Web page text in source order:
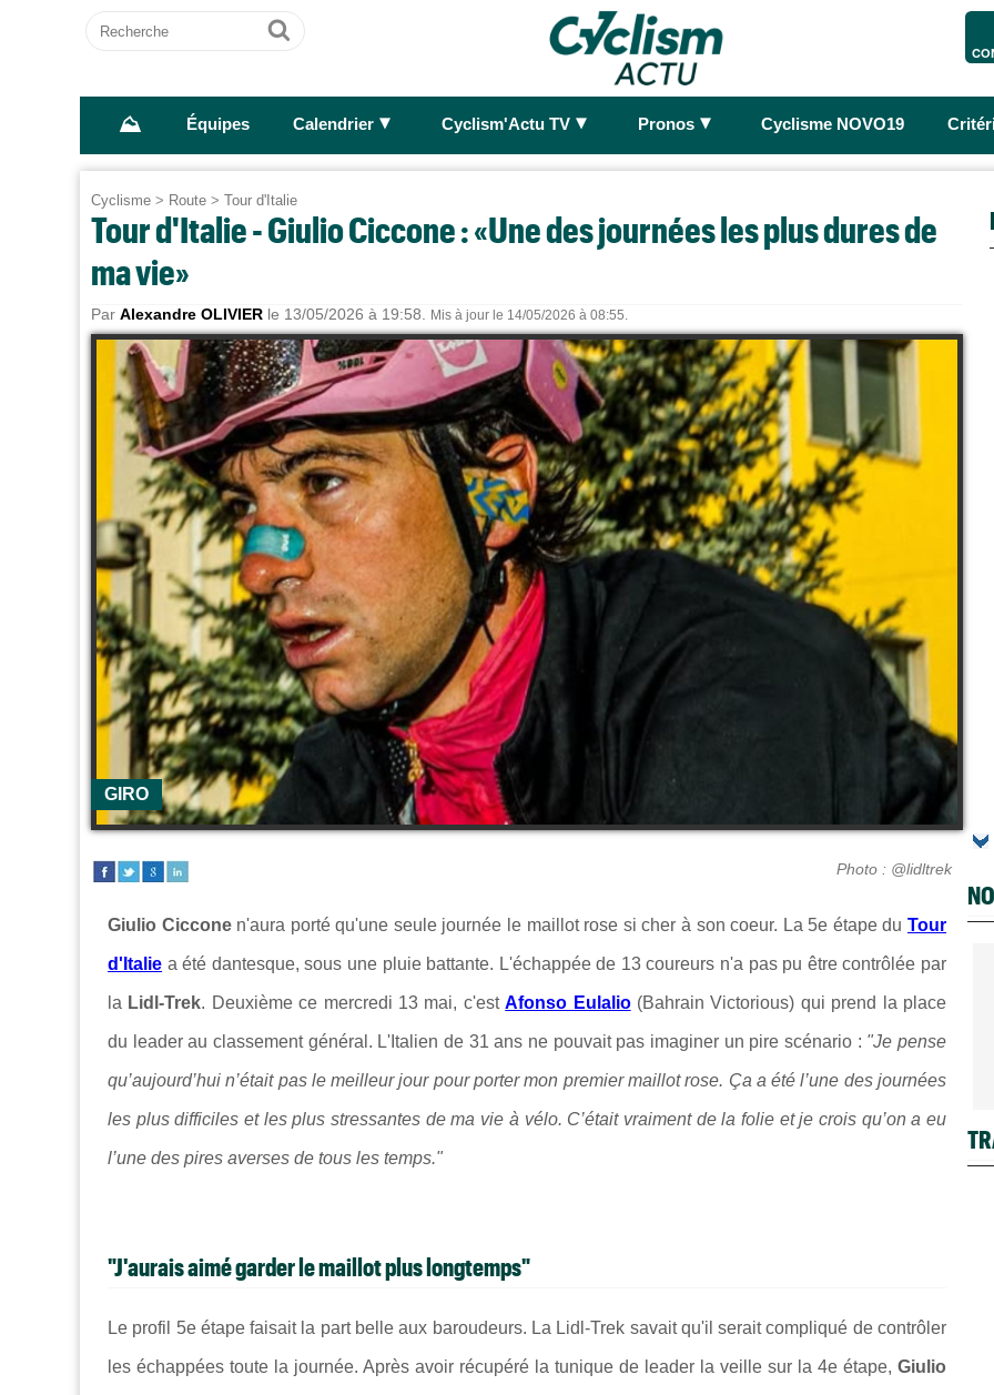
Recherche
Ok
⛰ Équipes Calendrier ► Cyclism'Actu TV ► Pronos ► Cyclisme NOVO19
Cyclisme > Route > Tour d'Italie
Tour d'Italie - Giulio Ciccone : «Une des journées les plus dures de
ma vie»
Par Alexandre OLIVIER le 13/05/2026 à 19:58. Mis à jour le 14/05/2026 à 08:55.
GIRO
Photo : @lidltrek
Giulio Ciccone n'aura porté qu'une seule journée le maillot rose si cher à son coeur. La 5e étape du Tour
d'Italie a été dantesque, sous une pluie battante. L'échappée de 13 coureurs n'a pas pu être contrôlée par
la Lidl-Trek. Deuxième ce mercredi 13 mai, c'estAfonso Eulalio(Bahrain Victorious) qui prend la place
du leader au classement général. L'Italien de 31 ans ne pouvait pas imaginer un pire scénario : "Je pense
qu’aujourd’hui n’était pas le meilleur jour pour porter mon premier maillot rose. Ça a été l’une des journées
les plus difficiles et les plus stressantes de ma vie à vélo. C’était vraiment de la folie et je crois qu’on a eu
l’une des pires averses de tous les temps."
"J'aurais aimé garder le maillot plus longtemps"
Le profil 5e étape faisait la part belle aux baroudeurs. La Lidl-Trek savait qu'il serait compliqué de contrôler
les échappées toute la journée. Après avoir récupéré la tunique de leader la veille sur la 4e étape, Giulio